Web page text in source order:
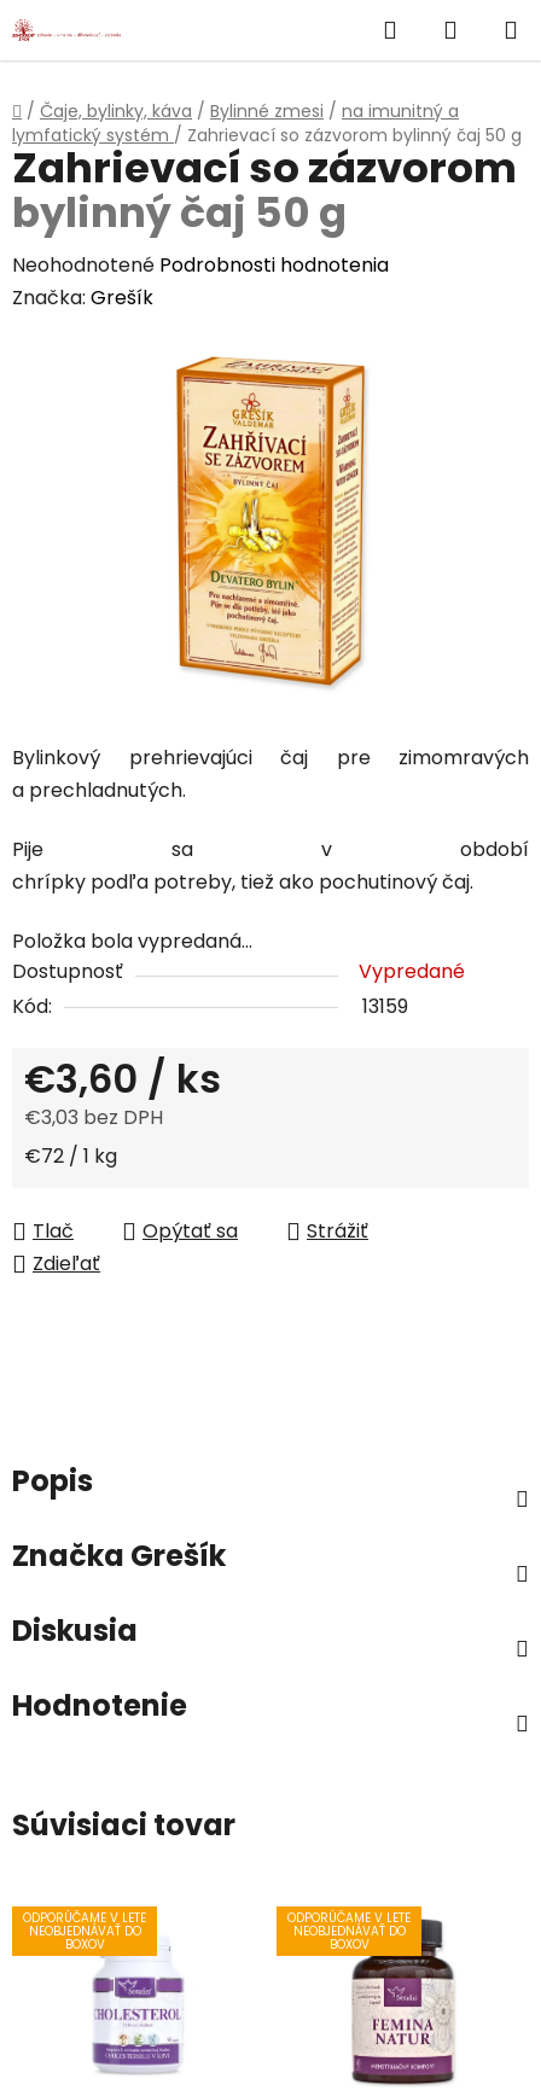
Prejsť
na
Hľadať
KOŠÍK
Domov
/ Čaje, bylinky, káva / Bylinné zmesi / na imunitný a
lymfatický systém / Zahrievací so zázvorom bylinný čaj 50 g
Bylinkový prehrievajúci čaj pre
zimomravých
a prechladnutých.
Pije
sa v období
chrípky podľa potreby, tiež ako pochutinovýčaj.
Položka bola vypredaná…
Dostupnosť
Vypredané
Kód:
13159
€3,60 / ks
€3,03 bez DPH
Jednotková cena:
€72 / 1 kg
Tlač Opýtať sa
Strážiť
Zdieľať
Zahrievací so zázvorom
bylinný čaj 50 g
Priemerné
hodnotenie
Neohodnotené Podrobnosti hodnotenia
Značka: Grešík
Popis
Značka Grešík
Diskusia
Hodnotenie
Súvisiaci tovar
ODPORÚČAME V LETE
NEOBJEDNÁVAŤ DO
BOXOV
ODPORÚČAME V LETE
NEOBJEDNÁVAŤ DO
BOXOV